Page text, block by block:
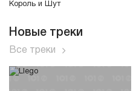
Король и Шут
Новые треки
Все треки